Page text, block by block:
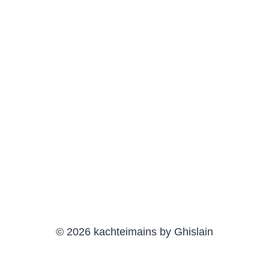
© 2026 kachteimains by Ghislain